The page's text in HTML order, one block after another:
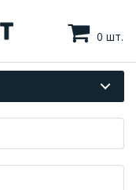
0 шт.